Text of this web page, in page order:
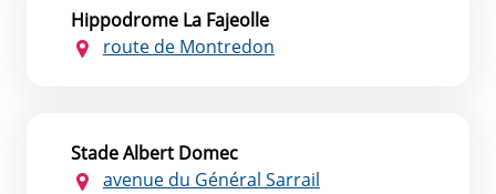
Hippodrome La Fajeolle
route de Montredon
Stade Albert Domec
avenue du Général Sarrail